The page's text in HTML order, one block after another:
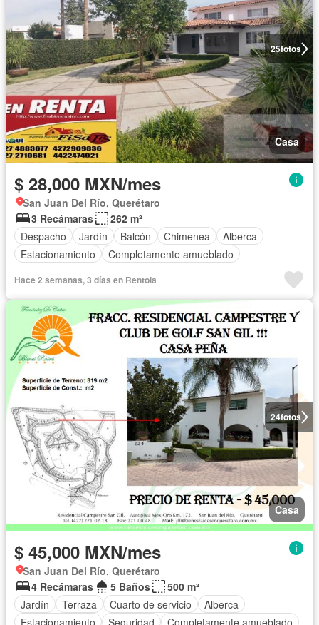
25fotos
Casa
$ 28,000 MXN/mes
San Juan Del Río, Querétaro
3 Recámaras
262 m²
Despacho
Jardín Balcón Chimenea
Alberca
Estacionamiento
Completamente amueblado
Hace 2 semanas, 3 días en Rentola
24fotos
Casa
$ 45,000 MXN/mes
San Juan Del Río, Querétaro
4 Recámaras
5 Baños
500 m²
Jardín
Terraza Cuarto de servicio
Alberca
Estacionamiento
Seguridad Completamente amueblado